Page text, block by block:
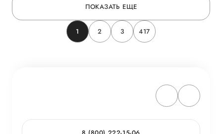
ПОКАЗАТЬ ЕЩЕ
1 2 3 417